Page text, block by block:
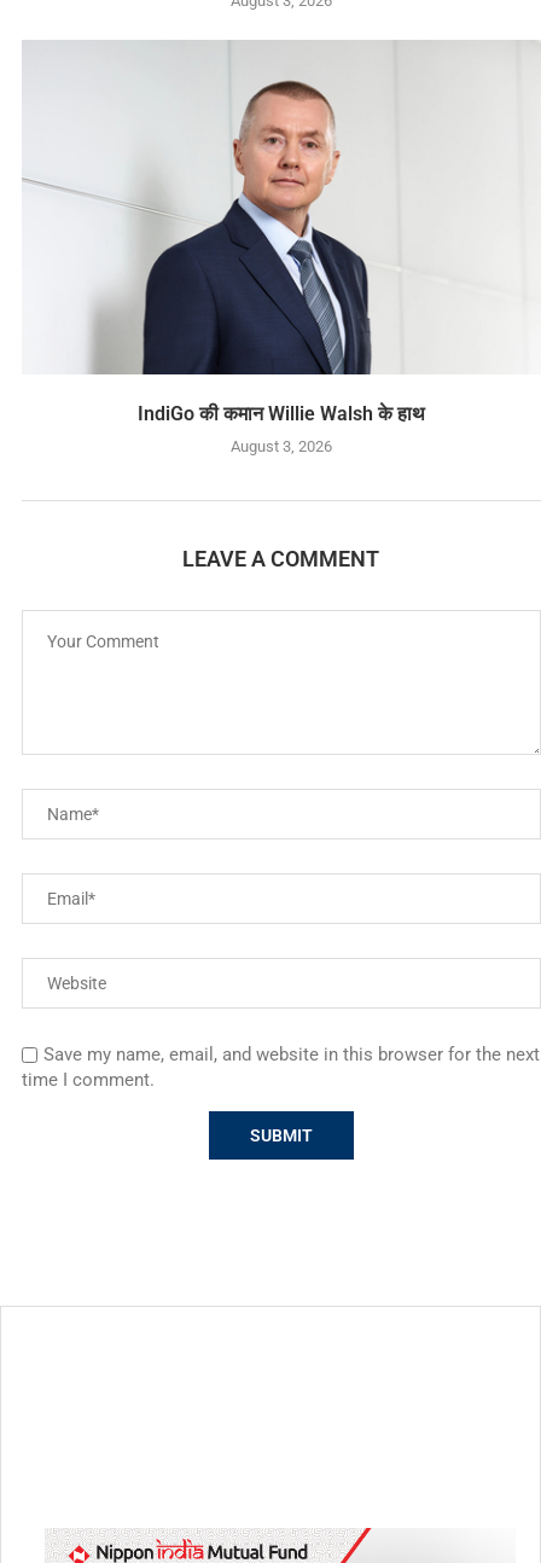
IndiGo की कमान Willie Walsh के हाथ
August 3, 2026
LEAVE A COMMENT
Save my name, email, and website in this browser for the next
time I comment.